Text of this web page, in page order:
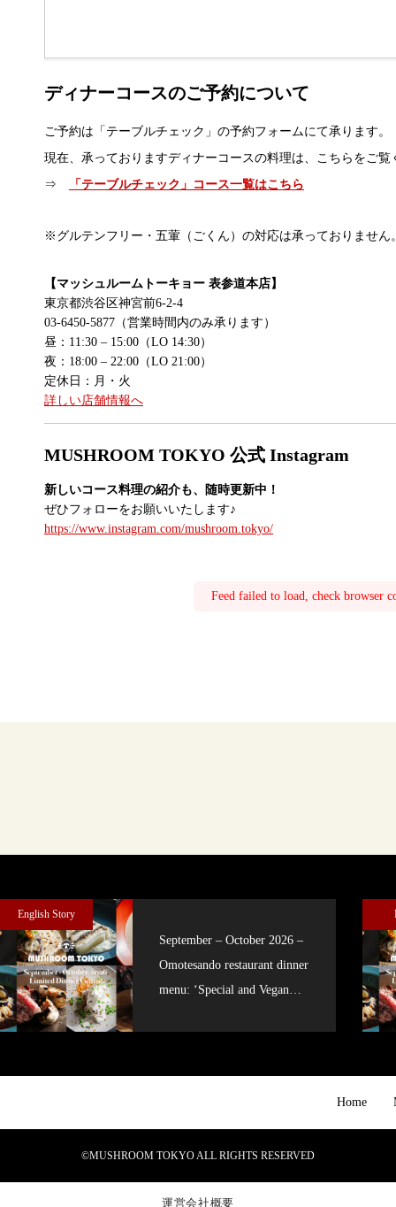
ディナーコースのご予約について
ご予約は「テーブルチェック」の予約フォームにて承ります。
現在、承っておりますディナーコースの料理は、こちらをご覧
⇒
「テーブルチェック」コース一覧はこちら
※グルテンフリー・五葷（ごくん）の対応は承っておりません
【マッシュルームトーキョー 表参道本店】
東京都渋谷区神宮前6-2-4
03-6450-5877（営業時間内のみ承ります）
昼：11:30 – 15:00（LO 14:30）
夜：18:00 – 22:00（LO 21:00）
定休日：月・火
詳しい店舗情報へ
MUSHROOM TOKYO 公式 Instagram
新しいコース料理の紹介も、随時更新中！
ぜひフォローをお願いいたします♪
https://www.instagram.com/mushroom.tokyo/
Feed failed to load, check browser
English Story
September – October 2026 –
Omotesando restaurant dinner
menu: ‘Special and Vegan
Home
©MUSHROOM TOKYO ALL RIGHTS RESERVED
運営会社概要